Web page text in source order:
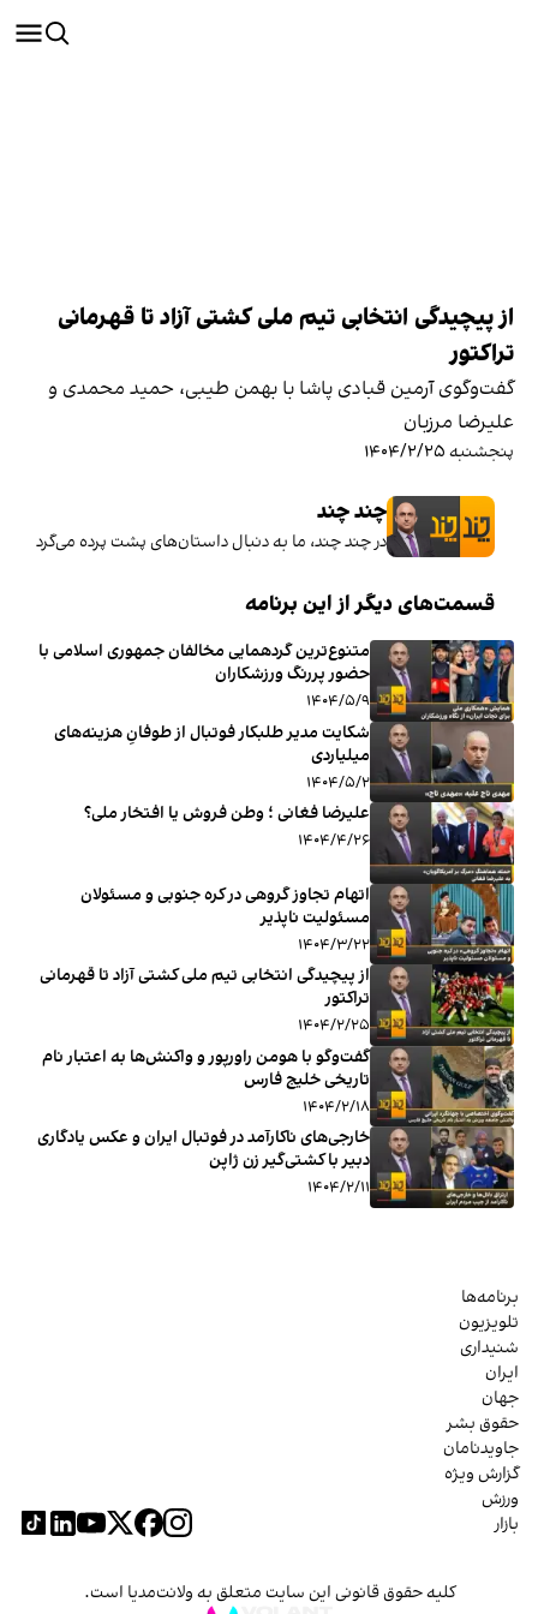
از پیچیدگی انتخابی تیم ملی کشتی آزاد تا قهرمانی
تراکتور
گفت‌وگوی آرمین قبادی پاشا با بهمن طیبی، حمید محمدی و
علیرضا مرزبان
پنجشنبه ۱۴۰۴/۲/۲۵
چند چند
در چند چند، ما به دنبال داستان‌های پشت پرده
قسمت‌های دیگر از این برنامه
متنوع‌ترین گردهمایی مخالفان جمهوری اسلامی با
حضور پررنگ ورزشکاران
۱۴۰۴/۵/۹
شکایت مدیر طلبکار فوتبال از طوفانِ هزینه‌های
میلیاردی
۱۴۰۴/۵/۲
علیرضا فغانی ؛ وطن فروش یا افتخار ملی؟
۱۴۰۴/۴/۲۶
اتهام تجاوز گروهی در کره‌ جنوبی و مسئولان
مسئولیت ناپذیر
۱۴۰۴/۳/۲۲
از پیچیدگی انتخابی تیم ملی کشتی آزاد تا قهرمانی
تراکتور
۱۴۰۴/۲/۲۵
گفت‌وگو با هومن راورپور و واکنش‌‌ها به اعتبار نام
تاریخی خلیج فارس
۱۴۰۴/۲/۱۸
خارجی‌های ناکارآمد در فوتبال ایران و عکس یادگاری
دبیر با کشتی‌گیر زن ژاپن
۱۴۰۴/۲/۱۱
برنامه‌ها
تلویزیون
شنیداری
ایران
جهان
حقوق بشر
جاویدنامان
گزارش ویژه
ورزش
بازار
کلیه حقوق قانونی این سایت متعلق به ولانت‌مدیا است.